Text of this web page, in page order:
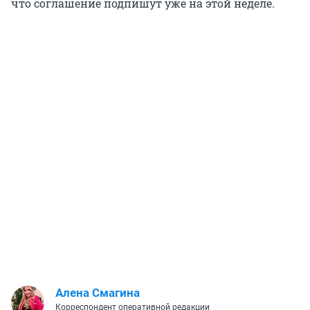
что соглашение подпишут уже на этой неделе.
Алена Смагина
Корреспондент оперативной редакции